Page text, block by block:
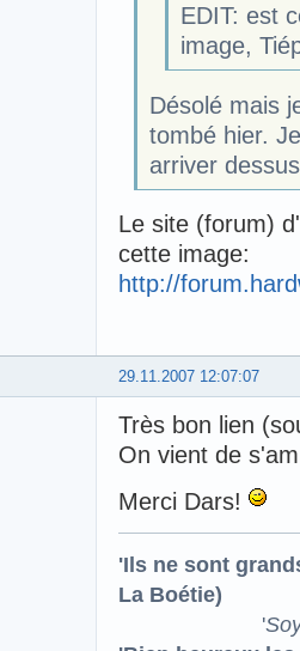
EDIT: est
image,
Désolé mais
tombé hier.
arriver
Le site (forum)
cette image:
http://
29.11.2007 12:07:07
Très bon lien
On vient de
Merci Dars!
'Ils ne sont
La Boétie)
'